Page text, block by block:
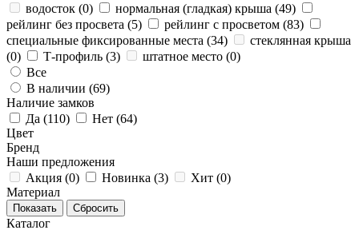
водосток (0) нормальная (гладкая) крыша (49)
рейлинг без просвета (5) рейлинг с просветом (83)
специальные фиксированные места (34)
стеклянная крыша
(0) Т-профиль (3) штатное место (0)
Все
В наличии (69)
Наличие замков
Да (110) Нет (64)
Цвет
Бренд
Наши предложения
Акция (0) Новинка (3) Хит (0)
Материал
Каталог